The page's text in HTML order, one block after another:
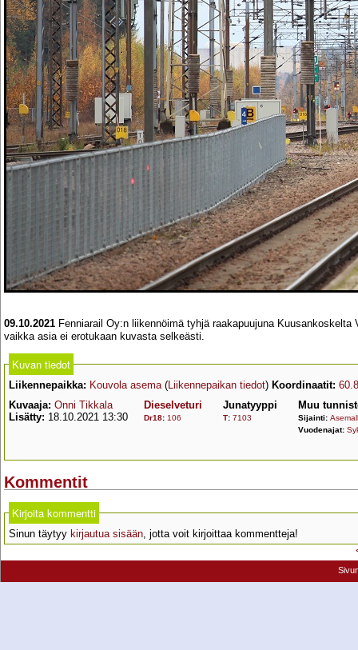
09.10.2021 Fenniarail Oy:n liikennöimä tyhjä raakapuujuna
vaikka asia ei erotukaan kuvasta selkeästi.
Kuvan tiedot
Liikennepaikka: Kouvola asema(Liikennepaikan tiedot) Koordinaatit:
Kuvaaja: Onni Tikkala
Lisätty: 18.10.2021 13:30
Dieselveturi
Dr18: 106
Junatyyppi
T: 7103
Muu
Sijainti:
Vuodenajat:
Kommentit
Kirjoita kommentti
Sinun täytyy kirjautua sisään, jotta voit kirjoittaa kommentteja!